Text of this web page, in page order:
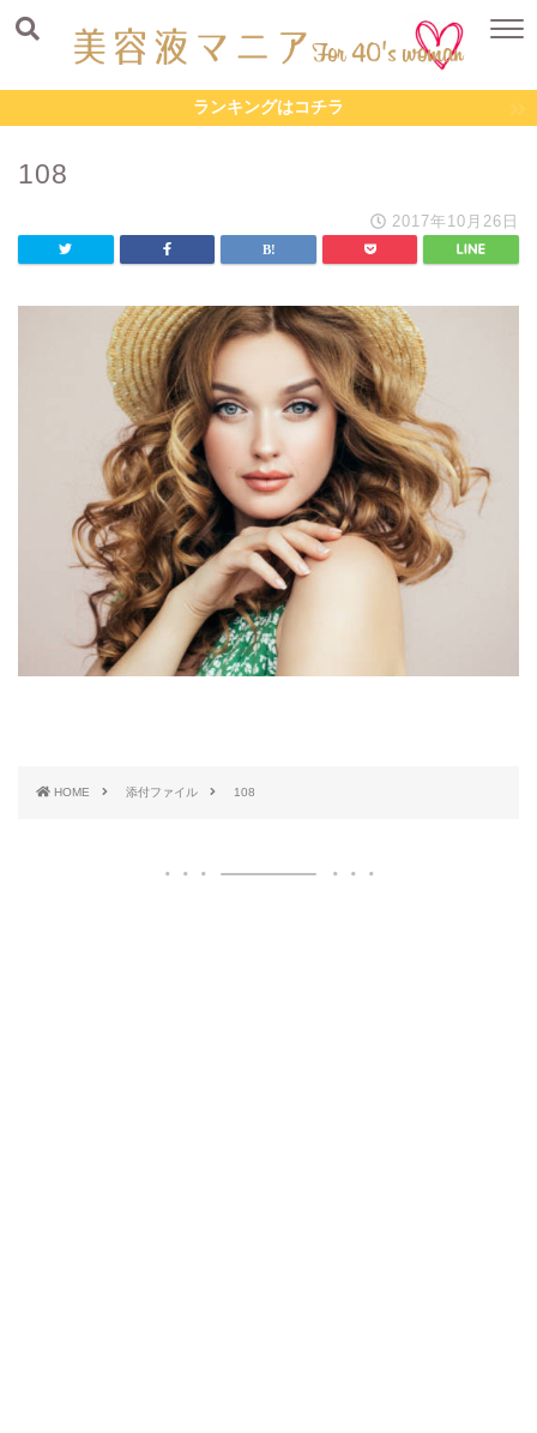
ランキングはコチラ
108
2017年10月26日
HOME 添付ファイル 108